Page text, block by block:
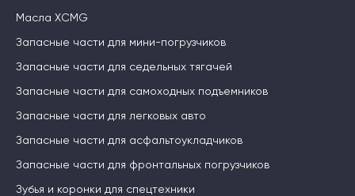
Масла XCMG
Запасные части для мини-погрузчиков
Запасные части для седельных тягачей
Запасные части для самоходных подъемников
Запасные части для легковых авто
Запасные части для асфальтоукладчиков
Запасные части для фронтальных погрузчиков
Зубья и коронки для спецтехники